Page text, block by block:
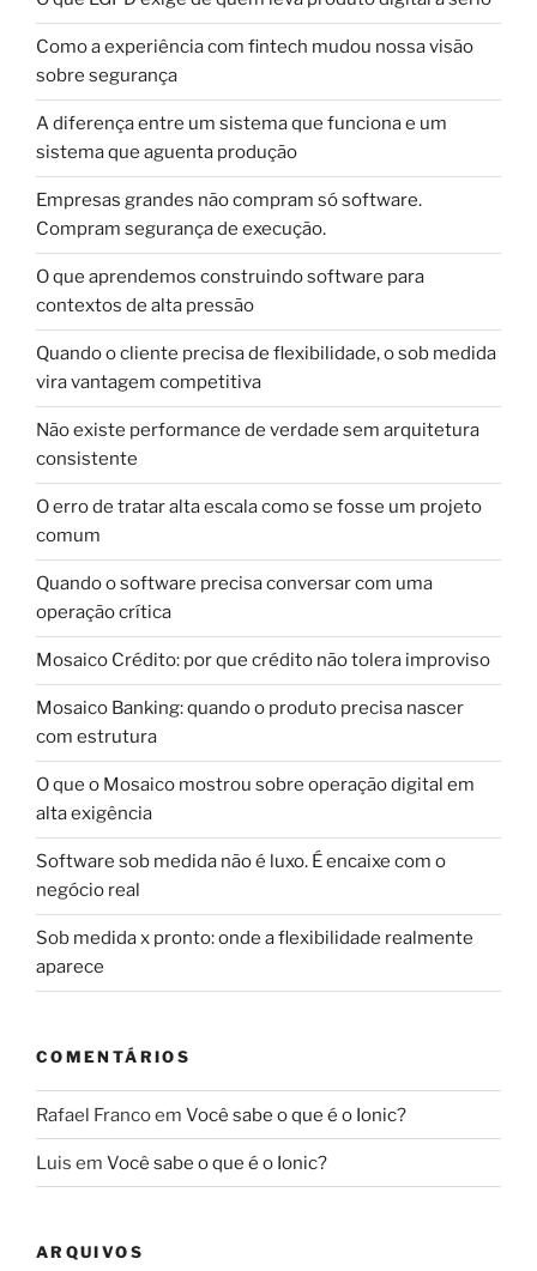
Como a experiência com fintech mudou nossa visão
sobre segurança
A diferença entre um sistema que funciona e um
sistema que aguenta produção
Empresas grandes não compram só software.
Compram segurança de execução.
O que aprendemos construindo software para
contextos de alta pressão
Quando o cliente precisa de flexibilidade, o sob medida
vira vantagem competitiva
Não existe performance de verdade sem arquitetura
consistente
O erro de tratar alta escala como se fosse um projeto
comum
Quando o software precisa conversar com uma
operação crítica
Mosaico Crédito: por que crédito não tolera improviso
Mosaico Banking: quando o produto precisa nascer
com estrutura
O que o Mosaico mostrou sobre operação digital em
alta exigência
Software sob medida não é luxo. É encaixe com o
negócio real
Sob medida x pronto: onde a flexibilidade realmente
aparece
COMENTÁRIOS
Rafael Francoem Você sabe o que é o Ionic?
Luis em Você sabe o que é o Ionic?
ARQUIVOS